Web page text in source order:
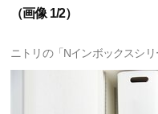
（画像 1/2）
ニトリの「Nインボックスシ